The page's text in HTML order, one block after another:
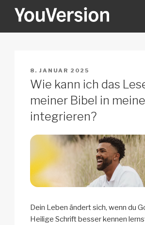
Inhalt
YOUVERSION
VERÖFFENTLICHT
AM
8. JANUAR 2025
Wie kann ich das
meiner Bibel in
integrieren?
Dein Leben ändert sich, wenn du
Heilige Schrift besser kennen